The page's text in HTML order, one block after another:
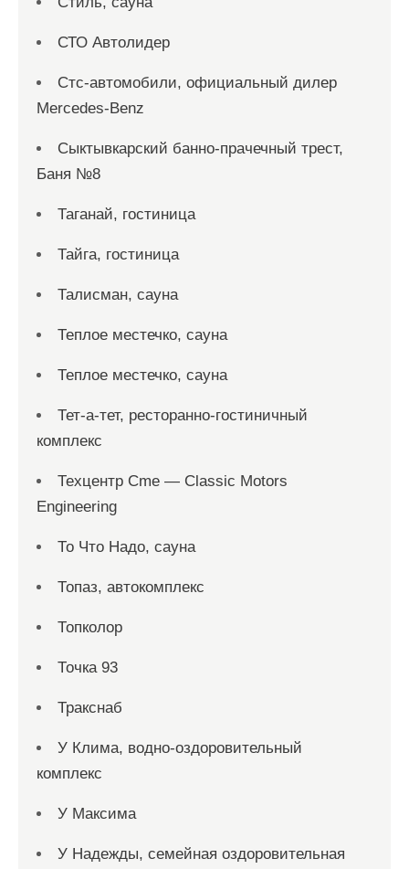
СТО Автолидер
Стс-автомобили, официальный дилер
Mercedes-Benz
Сыктывкарский банно-прачечный трест,
Баня №8
Таганай, гостиница
Тайга, гостиница
Талисман, сауна
Теплое местечко, сауна
Теплое местечко, сауна
Тет-а-тет, ресторанно-гостиничный
комплекс
Техцентр Cme — Classic Motors
Engineering
То Что Надо, сауна
Топаз, автокомплекс
Топколор
Точка 93
Тракснаб
У Клима, водно-оздоровительный
комплекс
У Максима
У Надежды, семейная оздоровительная